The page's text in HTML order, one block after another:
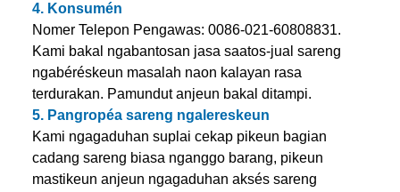
4. Konsumén
Nomer Telepon Pengawas: 0086-021-60808831.
Kami bakal ngabantosan jasa saatos-jual sareng
ngabéréskeun masalah naon kalayan rasa
terdurakan. Pamundut anjeun bakal ditampi.
5. Pangropéa sareng ngalereskeun
Kami ngagaduhan suplai cekap pikeun bagian
cadang sareng biasa nganggo barang, pikeun
mastikeun anjeun ngagaduhan aksés sareng